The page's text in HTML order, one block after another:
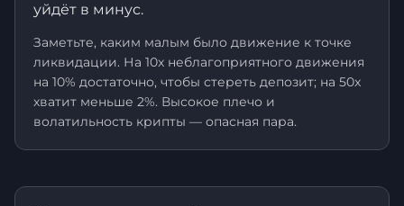
уйдёт в минус.
Заметьте, каким малым было движение к точке
ликвидации. На 10x неблагоприятного движения
на 10% достаточно, чтобы стереть депозит; на 50x
хватит меньше 2%. Высокое плечо и
волатильность крипты — опасная пара.